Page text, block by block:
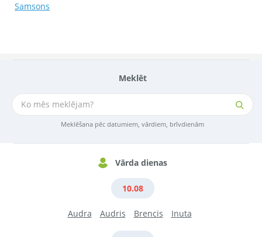
Meklēt
Meklēšana pēc datumiem, vārdiem, brīvdienām
Vārda dienas
10.08
Audra Audris Brencis Inuta
Samsons